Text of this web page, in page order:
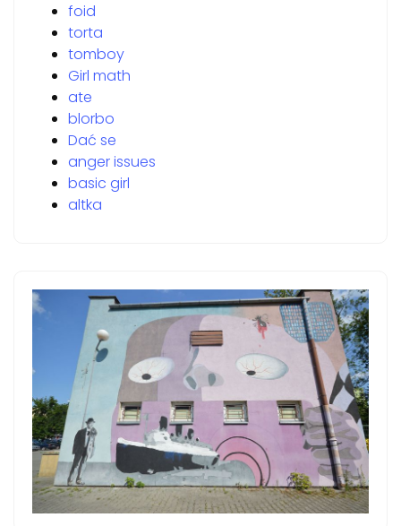
foid
torta
tomboy
Girl math
ate
blorbo
Dać se
anger issues
basic girl
altka